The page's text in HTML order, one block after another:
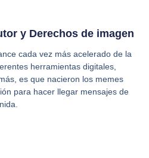
y Derechos de imagen
cada vez más acelerado de la
herramientas digitales,
es que nacieron los memes
para hacer llegar mensajes de